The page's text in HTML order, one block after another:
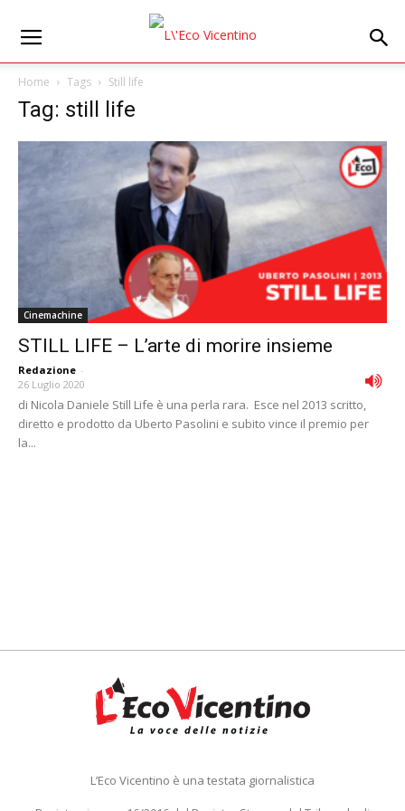
Home Tags Still life
Tag: still life
Cinemachine
STILL LIFE – L’arte di morire insieme
Redazione -
26 Luglio 2020
di Nicola Daniele Still Life è una perla rara. Esce nel 2013 scritto,
diretto e prodotto da Uberto Pasolini e subito vince il premio per
la...
L’Eco Vicentino è una testata giornalistica